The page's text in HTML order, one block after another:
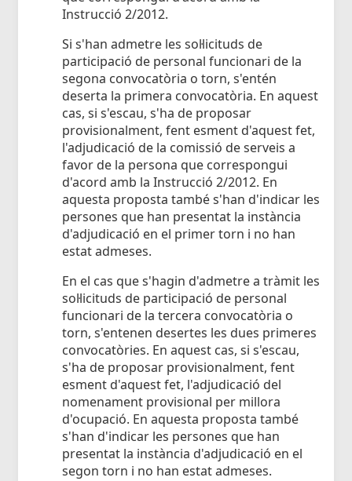
Instrucció 2/2012.
Si s'han admetre les sol·licituds de
participació de personal funcionari de la
segona convocatòria o torn, s'entén
deserta la primera convocatòria. En aquest
cas, si s'escau, s'ha de proposar
provisionalment, fent esment d'aquest fet,
l'adjudicació de la comissió de serveis a
favor de la persona que correspongui
d'acord amb la Instrucció 2/2012. En
aquesta proposta també s'han d'indicar les
persones que han presentat la instància
d'adjudicació en el primer torn i no han
estat admeses.
En el cas que s'hagin d'admetre a tràmit les
sol·licituds de participació de personal
funcionari de la tercera convocatòria o
torn, s'entenen desertes les dues primeres
convocatòries. En aquest cas, si s'escau,
s'ha de proposar provisionalment, fent
esment d'aquest fet, l'adjudicació del
nomenament provisional per millora
d'ocupació. En aquesta proposta també
s'han d'indicar les persones que han
presentat la instància d'adjudicació en el
segon torn i no han estat admeses.